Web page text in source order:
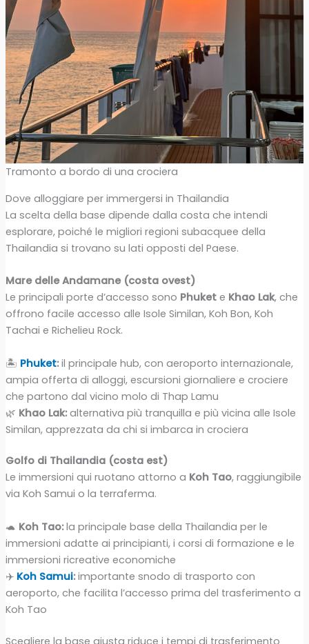
Tramonto a bordo di una crociera
Dove alloggiare per immergersi in Thailandia
La scelta della base dipende dalla costa che intendi
esplorare, poiché le migliori regioni subacquee della
Thailandia si trovano su lati opposti del Paese.
Mare delle Andamane (costa ovest)
Le principali porte d’accesso sono Phukete Khao Lak, che
offrono facile accesso alle Isole Similan, Koh Bon, Koh
Tachai e Richelieu Rock.
🏝️ Phuket:il principale hub, con aeroporto internazionale,
ampia offerta di alloggi, escursioni giornaliere e crociere
che partono dal vicino molo di Thap Lamu
🌿 Khao Lak:alternativa più tranquilla e più vicina alle Isole
Similan, apprezzata da chi si imbarca in crociera
Golfo di Thailandia (costa est)
Le immersioni qui ruotano attorno a Koh Tao, raggiungibile
via Koh Samui o la terraferma.
🐢 Koh Tao:la principale base della Thailandia per le
immersioni adatte ai principianti, i corsi di formazione e le
immersioni ricreative economiche
✈️ Koh Samui:importante snodo di trasporto con
aeroporto, che facilita l’accesso prima del trasferimento a
Koh Tao
Scegliere la base giusta riduce i tempi di trasferimento